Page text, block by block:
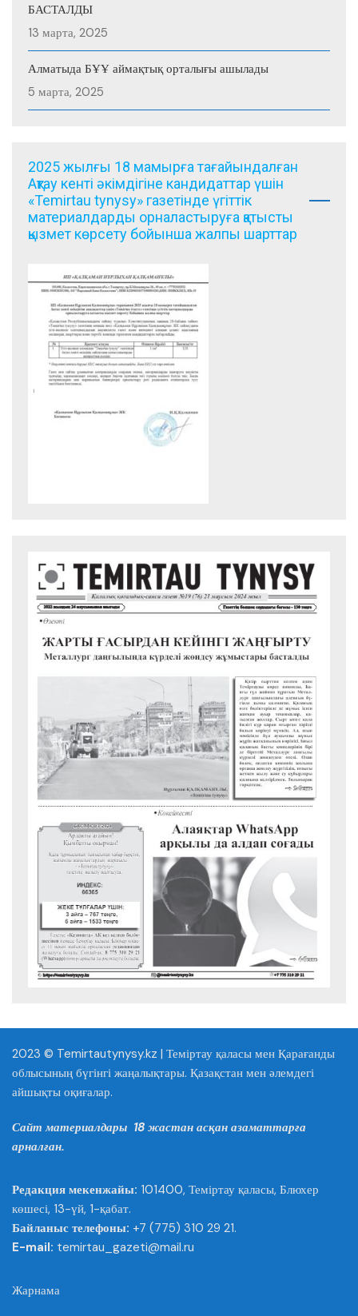
БАСТАЛДЫ
13 марта, 2025
Алматыда БҰҰ аймақтық орталығы ашылады
5 марта, 2025
2025 жылғы 18 мамырға тағайындалған
Ақтау кенті әкімдігіне кандидаттар үшін
«Temirtau tynysy» газетінде үгіттік
материалдарды орналастыруға қатысты
қызмет көрсету бойынша жалпы шарттар
2023 © Temirtautynysy.kz | Теміртау қаласы мен Қарағанды
облысының бүгінгі жаңалықтары. Қазақстан мен әлемдегі
айшықты оқиғалар.
Сайт материалдары 18 жастан асқан азаматтарға
арналған.
Редакция мекенжайы: 101400, Теміртау қаласы, Блюхер
көшесі, 13-үй, 1-қабат.
Байланыс телефоны: +7 (775) 310 29 21.
E-mail: temirtau_gazeti@mail.ru
Жарнама